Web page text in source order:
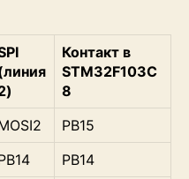
Контакт в
STM32F103C
8
PB15
PB14